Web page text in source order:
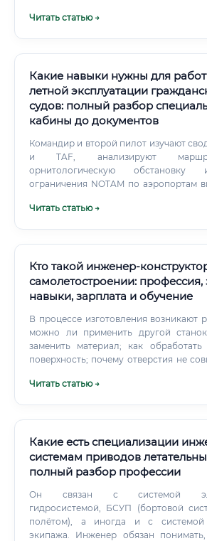
предприятия: Филиал ПАО «Ил» –
Читать статью →
Какие навыки нужны для
летной эксплуатации
судов: полный разбор
кабины до документов
Командир и второй пилот изучают
и TAF, анализируют
орнитологическую
ограничения NOTAM по аэропортам
напрямую определяет безопасность
Читать статью →
Кто такой инженер-
самолетостроении: профессия,
навыки, зарплата и обучение
В процессе изготовления возникают
можно ли применить другой станок; допускается
заменить материал; как обработать труднодоступную
поверхность; почему отверстия не совпадают; можно ли
временное отклонение.
Читать статью →
Какие есть специализации
системам приводов
полный разбор профессии
Он связан с системой
гидросистемой, БСУП (бортовой
полётом), а иногда и с системой
экипажа. Инженер обязан понимать,